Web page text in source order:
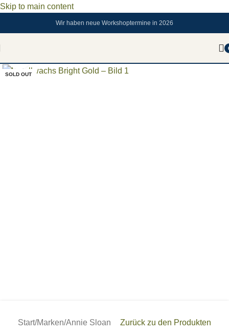
Skip to main content
Wir haben neue Workshoptermine in 2026
SOLD OUT
Start/Marken/Annie Sloan Zurück zu den Produkten